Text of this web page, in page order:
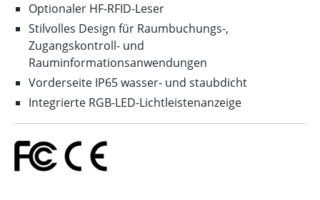
Optionaler HF-RFID-Leser
Stilvolles Design für Raumbuchungs-,
Zugangskontroll- und
Rauminformationsanwendungen
Vorderseite IP65 wasser- und staubdicht
Integrierte RGB-LED-Lichtleistenanzeige